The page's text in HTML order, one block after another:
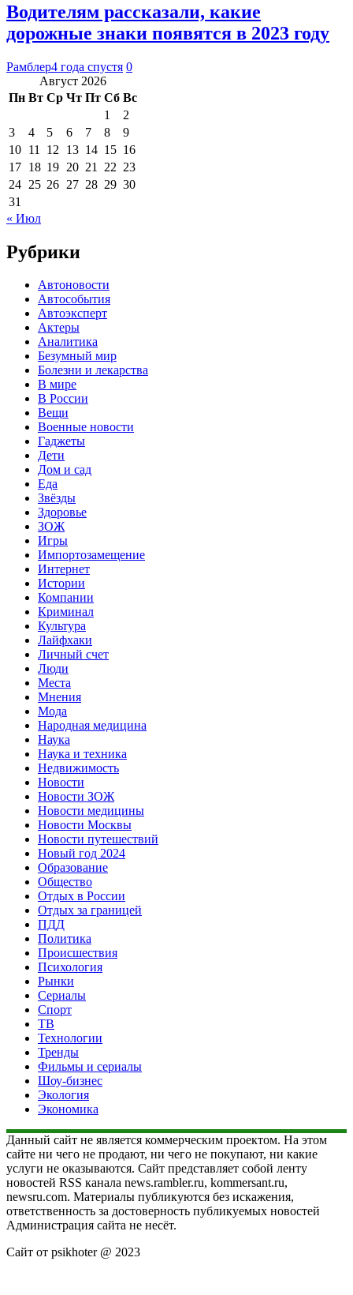
Водителям рассказали, какие
дорожные знаки появятся в 2023 году
Рамблер4 года спустя 0
Август 2026
Пн Вт Ср Чт Пт Сб Вс
1
2
3
4 5 6 7 8
9
10 11 12 13 14 15 16
17 18 19 20 21 22 23
24 25 26 27 28 29 30
31
« Июл
Рубрики
Автоновости
Автособытия
Автоэксперт
Актеры
Аналитика
Безумный мир
Болезни и лекарства
В мире
В России
Вещи
Военные новости
Гаджеты
Дети
Дом и сад
Еда
Звёзды
Здоровье
ЗОЖ
Игры
Импортозамещение
Интернет
Истории
Компании
Криминал
Культура
Лайфхаки
Личный счет
Люди
Места
Мнения
Мода
Народная медицина
Наука
Наука и техника
Недвижимость
Новости
Новости ЗОЖ
Новости медицины
Новости Москвы
Новости путешествий
Новый год 2024
Образование
Общество
Отдых в России
Отдых за границей
ПДД
Политика
Происшествия
Психология
Рынки
Сериалы
Спорт
ТВ
Технологии
Тренды
Фильмы и сериалы
Шоу-бизнес
Экология
Экономика
Данный сайт не является коммерческим проектом. На этом
сайте ни чего не продают, ни чего не покупают, ни какие
услуги не оказываются. Сайт представляет собой ленту
новостей RSS канала news.rambler.ru, kommersant.ru,
newsru.com. Материалы публикуются без искажения,
ответственность за достоверность публикуемых новостей
Администрация сайта не несёт.
Сайт от psikhoter @ 2023